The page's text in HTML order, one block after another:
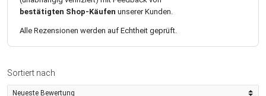
bestätigten Shop-Käufen unserer Kunden.
Alle Rezensionen werden auf Echtheit geprüft.
Sortiert nach